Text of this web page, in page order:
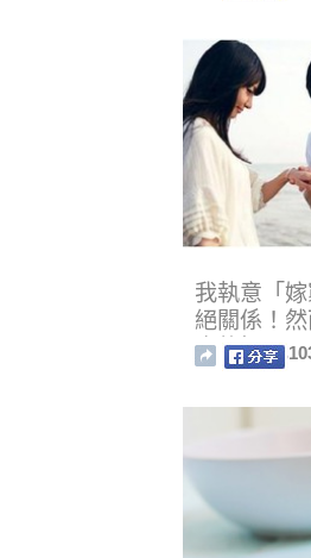
我執意「
絕關係！
真的愣了